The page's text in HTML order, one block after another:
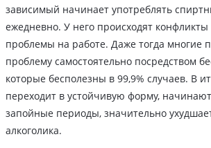
зависимый начинает употреблять
ежедневно. У него происходят
проблемы на работе. Даже тогда многие
проблему самостоятельно посредством
которые бесполезны в 99,9% случаев. В
переходит в устойчивую форму,
запойные периоды, значительно
алкоголика.